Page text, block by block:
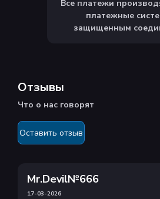
Все платежи
платежные
защищенным
Отзывы
Что о нас говорят
Оставить отзыв
Mr.Devil№666
17-03-2026